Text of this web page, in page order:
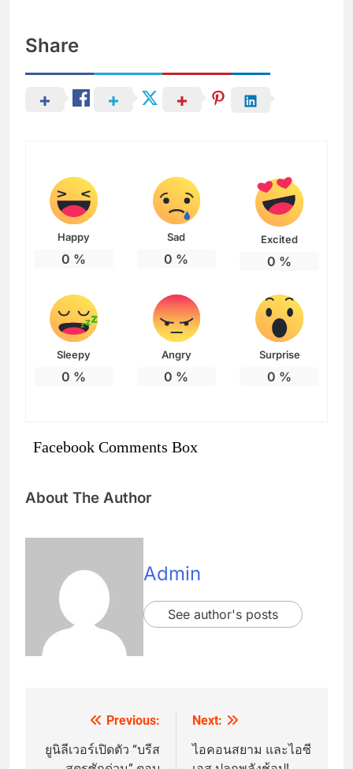
Share
Happy
0 %
Sad
0 %
Excited
0 %
Sleepy
0 %
Angry
0 %
Surprise
0 %
Facebook Comments Box
About The Author
Admin
See author's posts
navigation
Previous:
ยูนิลีเวอร์เปิดตัว “บรีส
Next:
ไอคอนสยาม และไอซี